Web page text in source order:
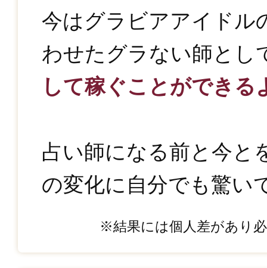
今はグラビアアイドル
わせたグラない師とし
して稼ぐことができる
占い師になる前と今と
の変化に自分でも驚い
※結果には個人差があり